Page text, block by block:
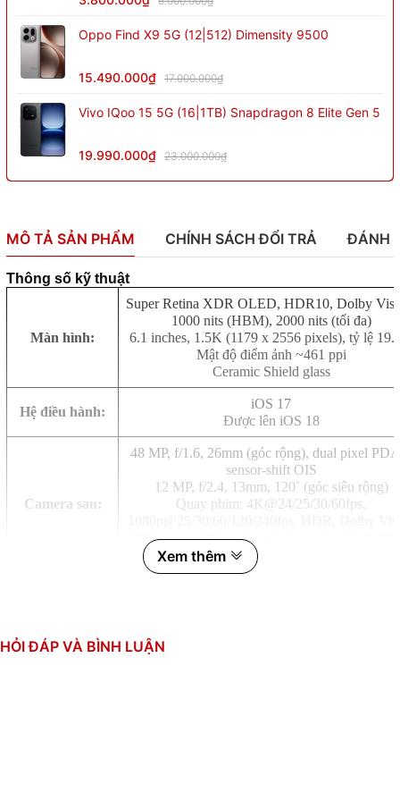
Oppo Find X9 5G (12|512) Dimensity 9500
15.490.000₫ 17.000.000₫
Vivo IQoo 15 5G (16|1TB) Snapdragon 8 Elite Gen 5
19.990.000₫ 23.000.000₫
MÔ TẢ SẢN PHẨM CHÍNH SÁCH ĐỔI TRẢ ĐÁNH
Thông số kỹ thuật
Màn hình:
Super Retina XDR OLED, HDR10, Dolby
1000 nits (HBM), 2000 nits (tối đa)
6.1 inches, 1.5K (1179 x 2556 pixels), tỷ lệ
Mật độ điểm ảnh ~461 ppi
Ceramic Shield glass
Hệ điều hành:
iOS 17
Được lên iOS 18
Camera sau:
48 MP, f/1.6, 26mm (góc rộng), dual pixel
sensor-shift OIS
12 MP, f/2.4, 13mm, 120˚ (góc siêu rộng)
Quay phim: 4K@24/25/30/60fps,
HDR (up to 60fps), Cinematic mode
stereo sound rec.
Xem thêm
HỎI ĐÁP VÀ BÌNH LUẬN